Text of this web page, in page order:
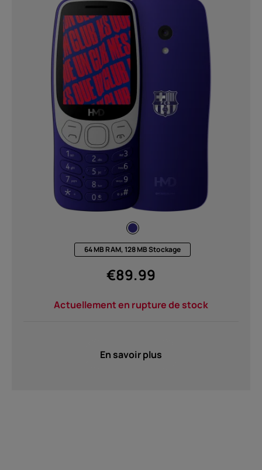
À propos
Recyclage des appareils
Auto-réparation
Belgium (Français|Dutch
64 MB RAM, 128 MB Stockage
€89.99
Actuellement en rupture de stock
En savoir plus